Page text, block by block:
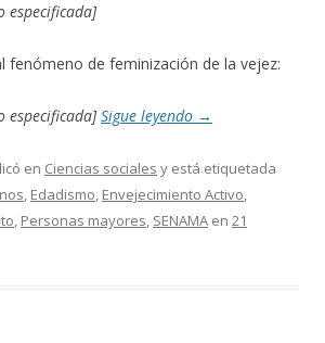
especificada]
fenómeno de feminización de la vejez:
especificada]Sigue leyendo →
en Ciencias sociales y está etiquetada
, Edadismo, Envejecimiento Activo,
, Personas mayores, SENAMA en 21